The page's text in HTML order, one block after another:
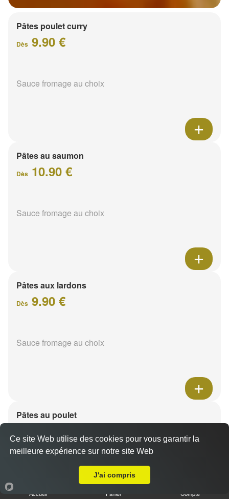
Pâtes poulet curry
Dès 9.90 €
Sauce fromage au choix
Pâtes au saumon
Dès 10.90 €
Sauce fromage au choix
Pâtes aux lardons
Dès 9.90 €
Sauce fromage au choix
Pâtes au poulet
Sauce fromage au choix
Accueil Panier Compte
Ce site Web utilise des cookies pour vous garantir la
meilleure expérience sur notre site Web
J'ai compris